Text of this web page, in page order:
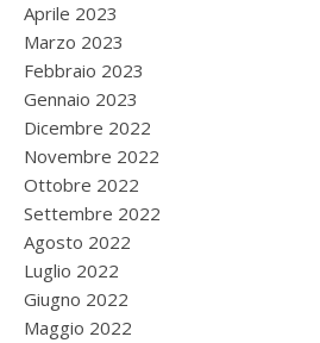
Aprile 2023
Marzo 2023
Febbraio 2023
Gennaio 2023
Dicembre 2022
Novembre 2022
Ottobre 2022
Settembre 2022
Agosto 2022
Luglio 2022
Giugno 2022
Maggio 2022